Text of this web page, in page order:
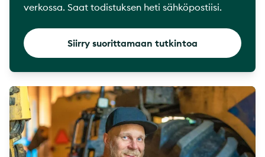
verkossa. Saat todistuksen heti sähköpostiisi.
Siirry suorittamaan tutkintoa